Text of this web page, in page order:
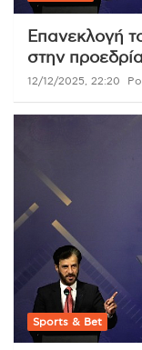
Επανεκλογή
στην
12/12/2025, 22:20
Sports & Bet